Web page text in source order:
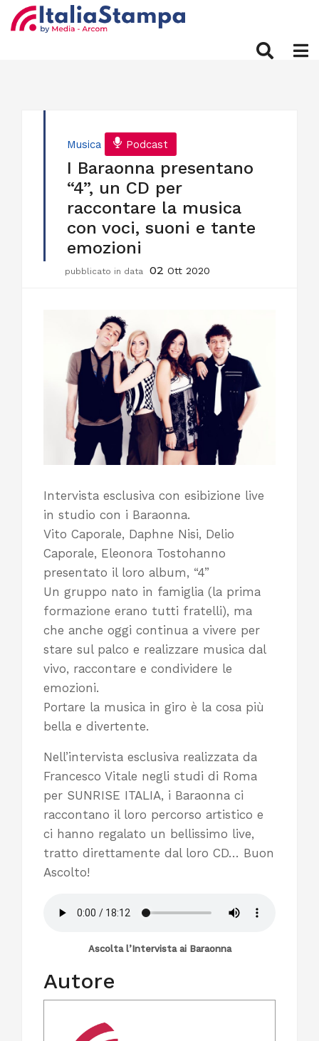
Musica Podcast
I Baraonna presentano
“4”, un CD per
raccontare la musica
con voci, suoni e tante
emozioni
pubblicato in data 02 Ott 2020
Intervista esclusiva con esibizione live
in studio con i Baraonna.
Vito Caporale, Daphne Nisi, Delio
Caporale, Eleonora Tostohanno
presentato il loro album, “4”
Un gruppo nato in famiglia (la prima
formazione erano tutti fratelli), ma
che anche oggi continua a vivere per
stare sul palco e realizzare musica dal
vivo, raccontare e condividere le
emozioni.
Portare la musica in giro è la cosa più
bella e divertente.
Nell’intervista esclusiva realizzata da
Francesco Vitale negli studi di Roma
per SUNRISE ITALIA, i Baraonna ci
raccontano il loro percorso artistico e
ci hanno regalato un bellissimo live,
tratto direttamente dal loro CD… Buon
Ascolto!
Ascolta l’Intervista ai Baraonna
Autore